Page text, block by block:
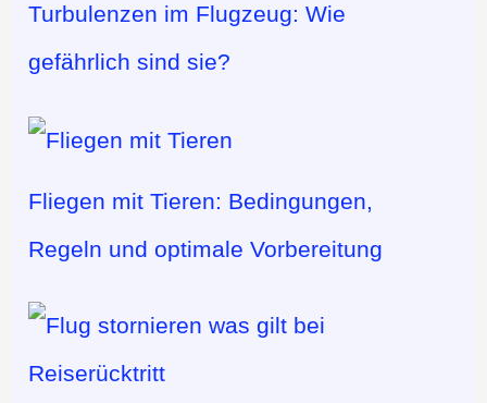
Turbulenzen im Flugzeug: Wie
gefährlich sind sie?
Fliegen mit Tieren: Bedingungen,
Regeln und optimale Vorbereitung